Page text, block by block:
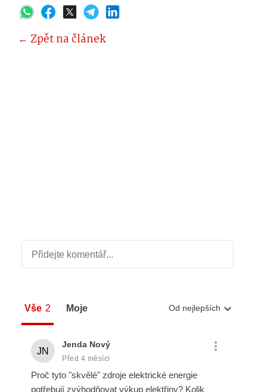
← Zpět na článek